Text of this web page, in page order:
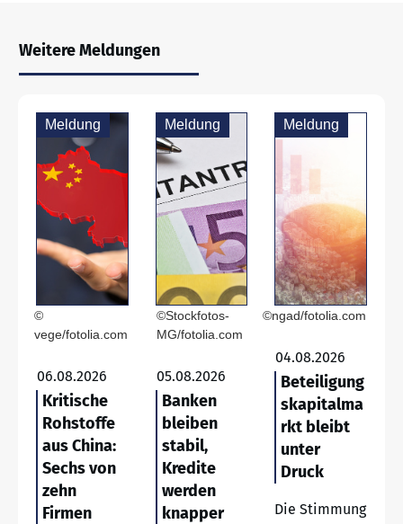
Weitere Meldungen
Meldung
©
vege/fotolia.com
06.08.2026
Kritische
Rohstoffe
aus China:
Sechs von
zehn
Firmen
Meldung
©Stockfotos-
MG/fotolia.com
05.08.2026
Banken
bleiben
stabil,
Kredite
werden
knapper
Meldung
©ngad/fotolia.com
04.08.2026
Beteiligung
skapitalma
rkt bleibt
unter
Druck
Die Stimmung